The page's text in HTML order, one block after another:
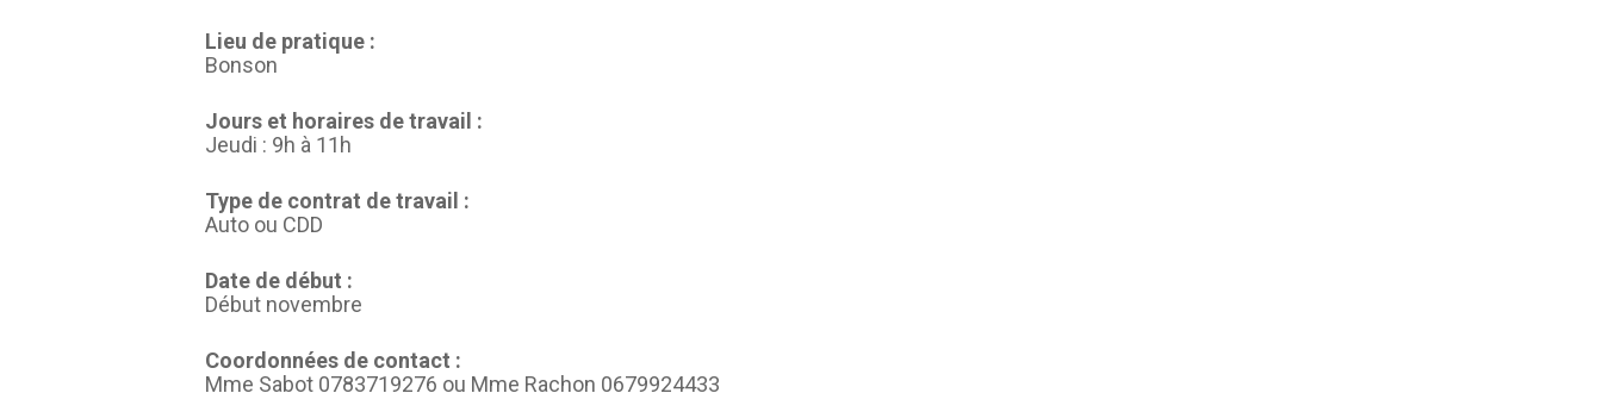
Lieu de pratique :
Bonson
Jours et horaires de travail :
Jeudi : 9h à 11h
Type de contrat de travail :
Auto ou CDD
Date de début :
Début novembre
Coordonnées de contact :
Mme Sabot 0783719276 ou Mme Rachon 0679924433